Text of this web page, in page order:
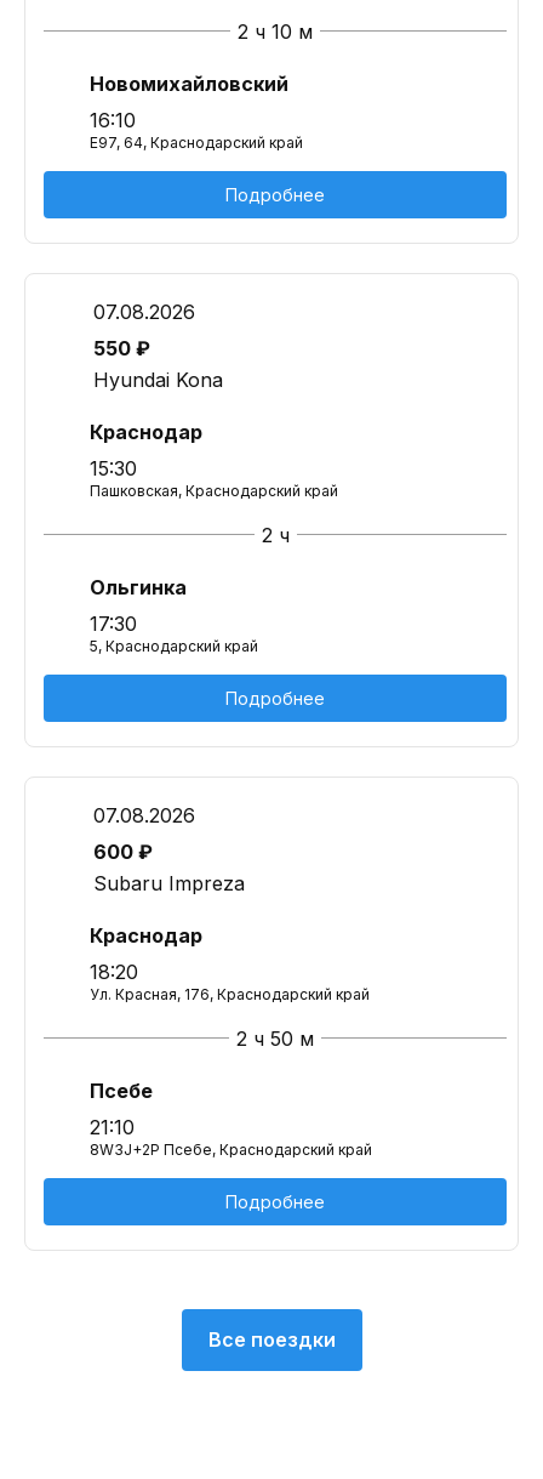
2 ч 10 м
Новомихайловский
16:10
E97, 64, Краснодарский край
Подробнее
07.08.2026
550 ₽
Hyundai Kona
Краснодар
15:30
Пашковская, Краснодарский край
2 ч
Ольгинка
17:30
5, Краснодарский край
Подробнее
07.08.2026
600 ₽
Subaru Impreza
Краснодар
18:20
Ул. Красная, 176, Краснодарский край
2 ч 50 м
Псебе
21:10
8W3J+2P Псебе, Краснодарский край
Подробнее
Все поездки